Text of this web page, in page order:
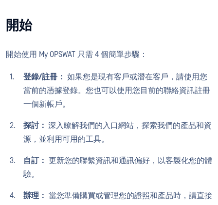
開始
開始使用 My OPSWAT 只需 4 個簡單步驟：
登錄/註冊： 如果您是現有客戶或潛在客戶，請使用您
當前的憑據登錄。您也可以使用您目前的聯絡資訊註冊
一個新帳戶。
探討： 深入瞭解我們的入口網站，探索我們的產品和資
源，並利用可用的工具。
自訂： 更新您的聯繫資訊和通訊偏好，以客製化您的體
驗。
辦理： 當您準備購買或管理您的證照和產品時，請直接